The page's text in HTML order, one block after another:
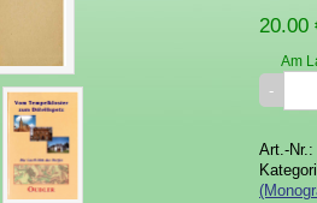
20.00
Am
Art.-Nr.: